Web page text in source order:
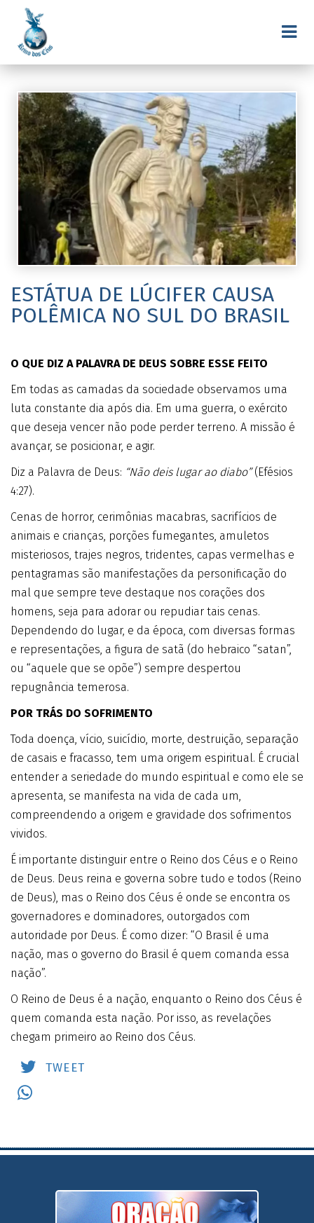
ESTÁTUA DE LÚCIFER CAUSA
POLÊMICA NO SUL DO BRASIL
O QUE DIZ A PALAVRA DE DEUS SOBRE ESSE FEITO
Em todas as camadas da sociedade observamos uma
luta constante dia após dia. Em uma guerra, o exército
que deseja vencer não pode perder terreno. A missão é
avançar, se posicionar, e agir.
Diz a Palavra de Deus: “Não deis lugar ao diabo”(Efésios
4:27).
Cenas de horror, cerimônias macabras, sacrifícios de
animais e crianças, porções fumegantes, amuletos
misteriosos, trajes negros, tridentes, capas vermelhas e
pentagramas são manifestações da personificação do
mal que sempre teve destaque nos corações dos
homens, seja para adorar ou repudiar tais cenas.
Dependendo do lugar, e da época, com diversas formas
e representações, a figura de satã (do hebraico “satan”,
ou “aquele que se opõe”) sempre despertou
repugnância temerosa.
POR TRÁS DO SOFRIMENTO
Toda doença, vício, suicídio, morte, destruição, separação
de casais e fracasso, tem uma origem espiritual. É crucial
entender a seriedade do mundo espiritual e como ele se
apresenta, se manifesta na vida de cada um,
compreendendo a origem e gravidade dos sofrimentos
vividos.
É importante distinguir entre o Reino dos Céus e o Reino
de Deus. Deus reina e governa sobre tudo e todos (Reino
de Deus), mas o Reino dos Céus é onde se encontra os
governadores e dominadores, outorgados com
autoridade por Deus. É como dizer: “O Brasil é uma
nação, mas o governo do Brasil é quem comanda essa
nação”.
O Reino de Deus é a nação, enquanto o Reino dos Céus é
quem comanda esta nação. Por isso, as revelações
chegam primeiro ao Reino dos Céus.
TWEET